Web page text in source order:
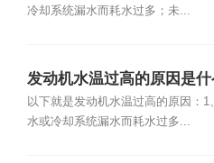
冷却系统漏水而耗水过多；未...
发动机水温过高的原因是
以下就是发动机水温过高的原因：1
水或冷却系统漏水而耗水过多...